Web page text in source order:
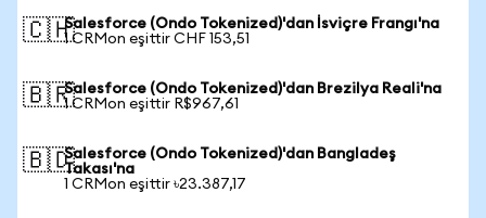
🇨🇭Salesforce (Ondo Tokenized)'dan İsviçre Frangı'na
1 CRMon eşittir CHF 153,51
🇧🇷Salesforce (Ondo Tokenized)'dan Brezilya Reali'na
1 CRMon eşittir R$967,61
🇧🇩Salesforce (Ondo Tokenized)'dan Bangladeş
Takası'na
1 CRMon eşittir ৳23.387,17